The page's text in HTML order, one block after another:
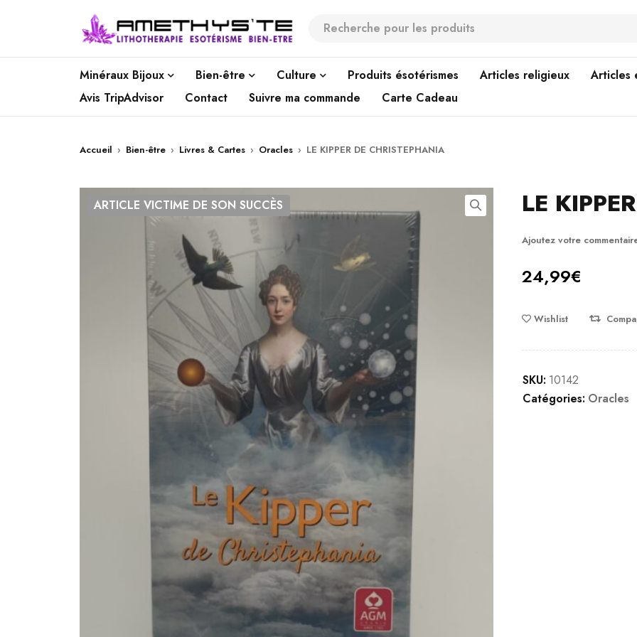
Minéraux Bijoux Bien-être Culture Produits ésotérismes Articles religieux
Articles
Avis TripAdvisor
Contact Suivre ma commande Carte Cadeau
Accueil › Bien-être › Livres & Cartes › Oracles › LE KIPPER DE CHRISTEPHANIA
ARTICLE VICTIME DE SON SUCCÈS LE
Ajoutez votre
24,99€
Wishlist
SKU: 10142
Catégories: Oracles